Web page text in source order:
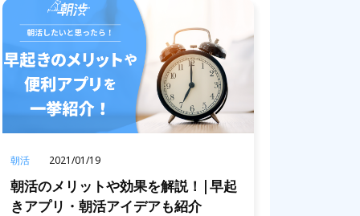
朝活2021/01/19
朝活のメリットや効果を解説！|早起
きアプリ・朝活アイデアも紹介